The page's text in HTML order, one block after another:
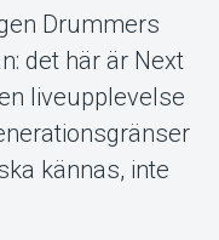
Drummers
det här är Next
liveupplevelse
kännas, inte